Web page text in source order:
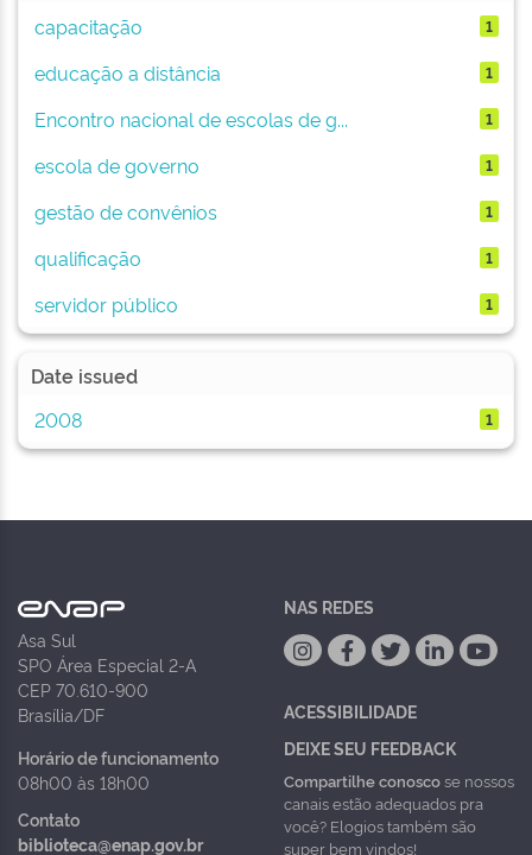
capacitação
1
educação a distância 1
Encontro nacional de escolas de g... 1
escola de governo 1
gestão de convênios 1
qualificação 1
servidor público 1
Date issued
2008
1
Asa Sul
SPO Área Especial 2-A
CEP 70.610-900
Brasília/DF
Horário de funcionamento
08h00 às 18h00
Contato
biblioteca@enap.gov.br
NAS REDES
ACESSIBILIDADE
DEIXE SEU FEEDBACK
Compartilhe conoscose nossos
canais estão adequados pra
você? Elogios também são
super bem vindos!